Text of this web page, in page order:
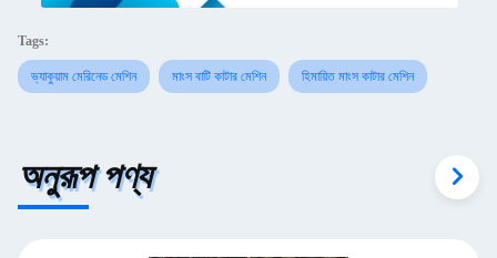
Tags:
ভ্যাকুয়াম মেরিনেড মেশিন মাংস বাটি কাটার মেশিন হিমায়িত মাংস কাটার মেশিন
অনুরূপ পণ্য